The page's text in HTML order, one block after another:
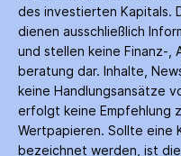
des investierten Kapitals.
dienen ausschließlich
und stellen keine Finanz-
beratung dar. Inhalte,
keine Handlungs­ansätze
erfolgt keine Empfehlung
Wertpapieren. Sollte eine
bezeichnet werden, ist